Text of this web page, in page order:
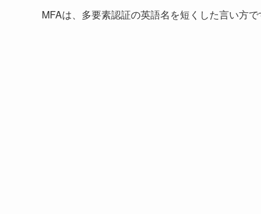
MFAは、多要素認証の英語名を短くした言い方